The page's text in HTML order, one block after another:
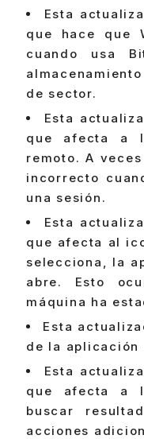
Esta
que hace que
cuando usa
de sector.
Esta
que afecta a
remoto. A
incorrecto
una sesión.
Esta
que afecta al
selecciona, la
abre. Esto
máquina ha
Esta
de la aplicación
Esta
que afecta a
buscar
acciones